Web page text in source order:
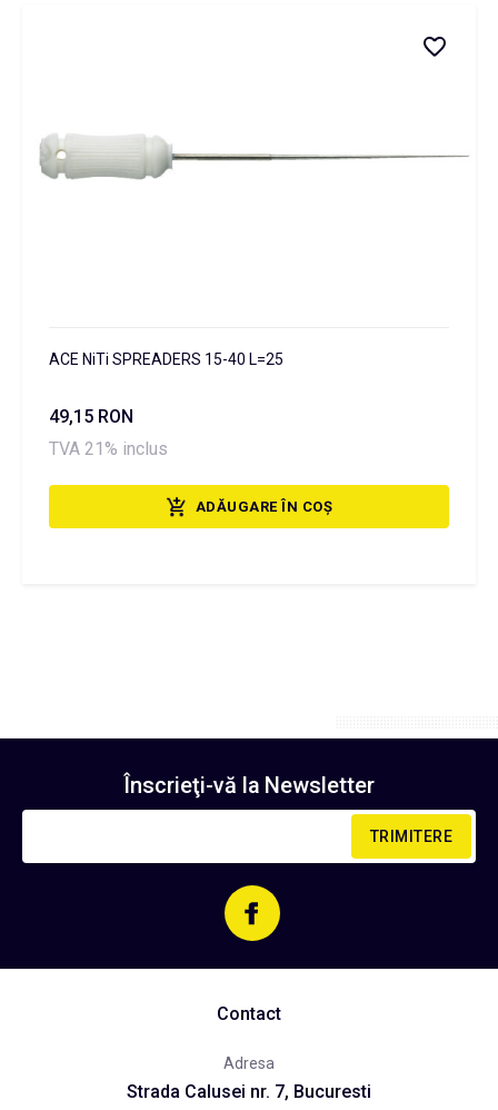
ACE NiTi SPREADERS 15-40 L=25
49,15 RON
TVA 21% inclus
ADĂUGARE ÎN COȘ
Înscrieţi-vă la Newsletter
TRIMITERE
Contact
Adresa
Strada Calusei nr. 7, Bucuresti